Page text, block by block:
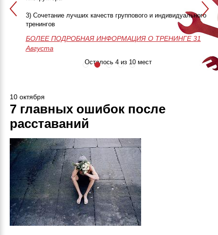
БОЛЕЕ ПОДРОБНАЯ ИНФОРМАЦИЯ О ТРЕНИНГЕ
28-29-30 Августа
3) Сочетание лучших качеств группового и индивидуального
тренингов
БОЛЕЕ ПОДРОБНАЯ ИНФОРМАЦИЯ О ТРЕНИНГЕ 31
Августа
Осталось 4 из 10 мест
Онлайн поддержка
Незабываемое
приключение
результата
>>>ЗАПИСАТЬСЯ НА КЛУБНЫЙ ПИКАП-ТРЕНИНГ<<<
в 20:00
>>>ЗАПИСАТЬСЯ НА МАСТЕР-
КЛАСС<<<
10 октября
7 главных ошибок после
расставаний